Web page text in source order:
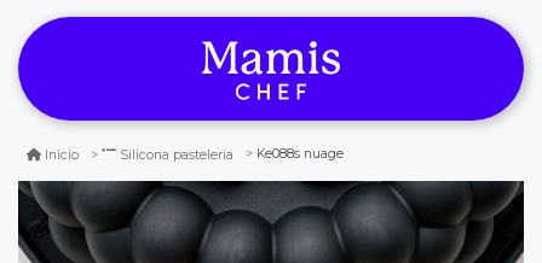
Inicio Silicona pasteleria Ke088s nuage